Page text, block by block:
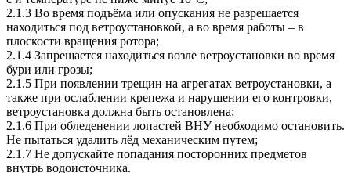
2.1.3 Во время подъёма или опускания не разрешается
находиться под ветроустановкой, а во время работы – в
плоскости вращения ротора;
2.1.4 Запрещается находиться возле ветроустановки во время
бури или грозы;
2.1.5 При появлении трещин на агрегатах ветроустановки, а
также при ослаблении крепежа и нарушении его контровки,
ветроустановка должна быть остановлена;
2.1.6 При обледенении лопастей ВНУнеобходимо остановить.
Не пытаться удалить лёд механическим путем;
2.1.7 Не допускайте попадания посторонних предметов
внутрь водоисточника.